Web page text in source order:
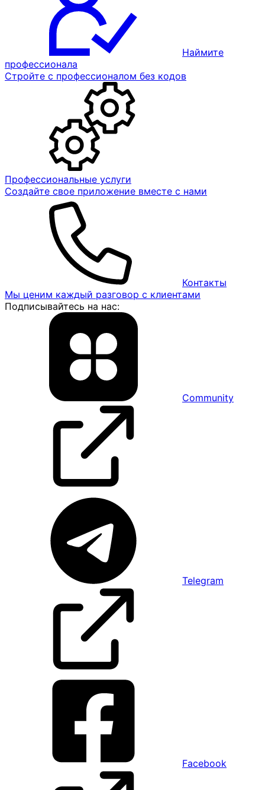
Наймите
профессионала
Стройте с профессионалом без кодов
Профессиональные услуги
Создайте свое приложение вместе с нами
Контакты
Мы ценим каждый разговор с клиентами
Подписывайтесь на нас:
Community
Telegram
Facebook